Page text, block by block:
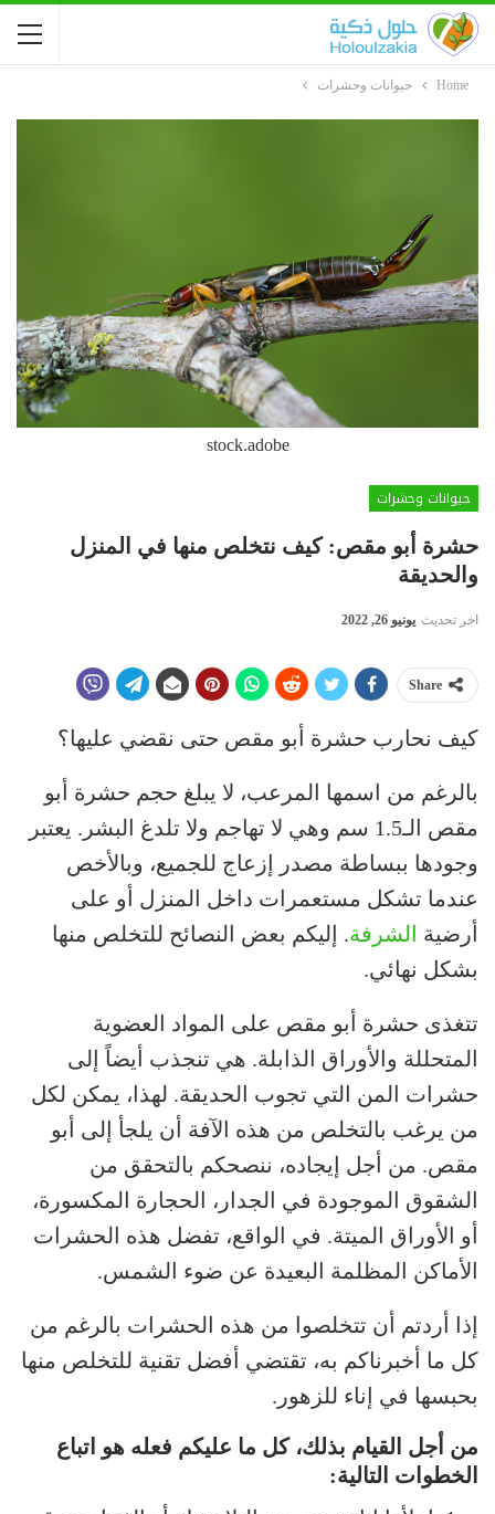
Home حيوانات وحشرات
stock.adobe
حيوانات وحشرات
حشرة أبو مقص: كيف نتخلص منها في المنزل
والحديقة
اخر تحديث يونيو 26, 2022
Share
كيف نحارب حشرة أبو مقص حتى نقضي عليها؟
بالرغم من اسمها المرعب، لا يبلغ حجم حشرة أبو
مقص الـ1.5 سم وهي لا تهاجم ولا تلدغ البشر. يعتبر
وجودها ببساطة مصدر إزعاج للجميع، وبالأخص
عندما تشكل مستعمرات داخل المنزل أو على
أرضية الشرفة. إليكم بعض النصائح للتخلص منها
بشكل نهائي.
تتغذى حشرة أبو مقص على المواد العضوية
المتحللة والأوراق الذابلة. هي تنجذب أيضاً إلى
حشرات المن التي تجوب الحديقة. لهذا، يمكن لكل
من يرغب بالتخلص من هذه الآفة أن يلجأ إلى أبو
مقص. من أجل إيجاده، ننصحكم بالتحقق من
الشقوق الموجودة في الجدار، الحجارة المكسورة،
أو الأوراق الميتة. في الواقع، تفضل هذه الحشرات
الأماكن المظلمة البعيدة عن ضوء الشمس.
إذا أردتم أن تتخلصوا من هذه الحشرات بالرغم من
كل ما أخبرناكم به، تقتضي أفضل تقنية للتخلص منها
بحبسها في إناء للزهور.
من أجل القيام بذلك، كل ما عليكم فعله هو اتباع
الخطوات التالية: